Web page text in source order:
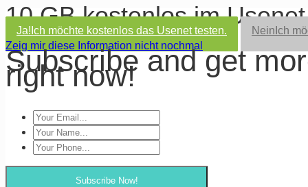
10 GB kostenlos im
Ja! Ich möchte kostenlos das Usenet testen. Nein Ich
Zeig mir diese Information nicht nochmal
Subscribe and get
right now!
Subscribe Now!